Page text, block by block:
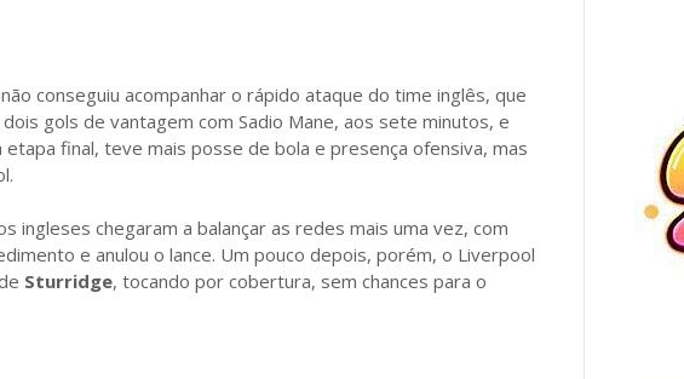
conseguiu acompanhar o rápido ataque do time inglês, que
gols de vantagem com Sadio Mane, aos sete minutos, e
etapa final, teve mais posse de bola e presença ofensiva, mas
ingleses chegaram a balançar as redes mais uma vez, com
e anulou o lance. Um pouco depois, porém, o Liverpool
Sturridge, tocando por cobertura, sem chances para o